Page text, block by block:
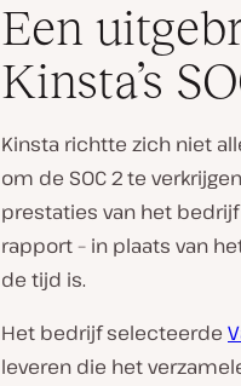
Een
Kinsta’s
Kinsta richtte zich niet
om de SOC 2 te
prestaties van het bedrijf
rapport – in plaats van
de tijd is.
Het bedrijf selecteerde
leveren die het